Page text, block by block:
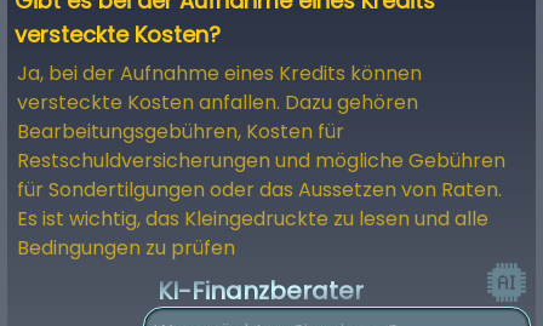
versteckte Kosten?
Ja, bei der Aufnahme eines Kredits können
versteckte Kosten anfallen. Dazu gehören
Bearbeitungsgebühren, Kosten für
Restschuldversicherungen und mögliche Gebühren
für Sondertilgungen oder das Aussetzen von Raten.
Es ist wichtig, das Kleingedruckte zu lesen und alle
Bedingungen zu prüfen
KI-Finanzberater